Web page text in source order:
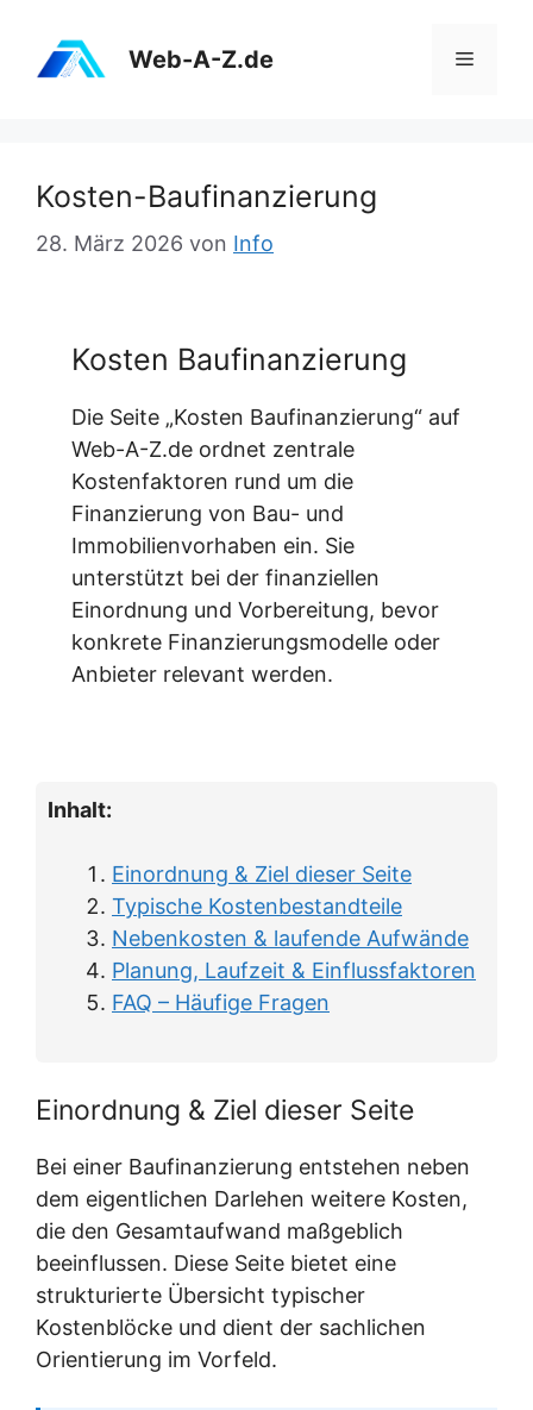
Inhalt
springen
Web-A-Z.de Menü
Kosten-Baufinanzierung
28. März 2026 von Info
Kosten Baufinanzierung
Die Seite „Kosten Baufinanzierung“ auf
Web-A-Z.de ordnet zentrale
Kostenfaktoren rund um die
Finanzierung von Bau- und
Immobilienvorhaben ein. Sie
unterstützt bei der finanziellen
Einordnung und Vorbereitung, bevor
konkrete Finanzierungsmodelle oder
Anbieter relevant werden.
Inhalt:
Einordnung & Ziel dieser Seite
Typische Kostenbestandteile
Nebenkosten & laufende Aufwände
Planung, Laufzeit & Einflussfaktoren
FAQ – Häufige Fragen
Einordnung & Ziel dieser Seite
Bei einer Baufinanzierung entstehen neben
dem eigentlichen Darlehen weitere Kosten,
die den Gesamtaufwand maßgeblich
beeinflussen. Diese Seite bietet eine
strukturierte Übersicht typischer
Kostenblöcke und dient der sachlichen
Orientierung im Vorfeld.